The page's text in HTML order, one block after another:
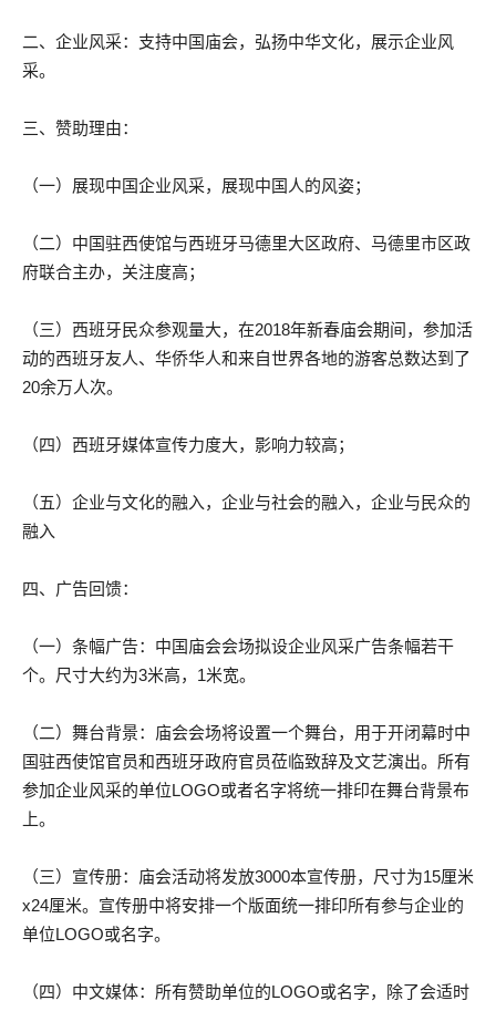
二、企业风采：支持中国庙会，弘扬中华文化，展示企业风
采。
三、赞助理由：
（一）展现中国企业风采，展现中国人的风姿；
（二）中国驻西使馆与西班牙马德里大区政府、马德里市区政
府联合主办，关注度高；
（三）西班牙民众参观量大，在2018年新春庙会期间，参加活
动的西班牙友人、华侨华人和来自世界各地的游客总数达到了
20余万人次。
（四）西班牙媒体宣传力度大，影响力较高；
（五）企业与文化的融入，企业与社会的融入，企业与民众的
融入
四、广告回馈：
（一）条幅广告：中国庙会会场拟设企业风采广告条幅若干
个。尺寸大约为3米高，1米宽。
（二）舞台背景：庙会会场将设置一个舞台，用于开闭幕时中
国驻西使馆官员和西班牙政府官员莅临致辞及文艺演出。所有
参加企业风采的单位LOGO或者名字将统一排印在舞台背景布
上。
（三）宣传册：庙会活动将发放3000本宣传册，尺寸为15厘米
x24厘米。宣传册中将安排一个版面统一排印所有参与企业的
单位LOGO或名字。
（四）中文媒体：所有赞助单位的LOGO或名字，除了会适时